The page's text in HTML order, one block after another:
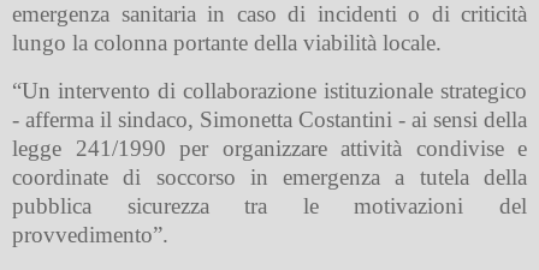
emergenza sanitaria in caso di incidenti o di criticità
lungo la colonna portante della viabilità locale.
“Un intervento di collaborazione istituzionale strategico
- afferma il sindaco, Simonetta Costantini - ai sensi della
legge 241/1990 per organizzare attività condivise e
coordinate di soccorso in emergenza a tutela della
pubblica sicurezza tra le motivazioni del
provvedimento”.